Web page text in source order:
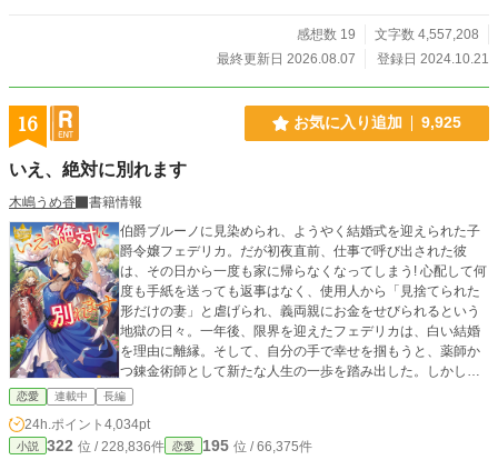
ぜか、次に目を覚ましたときには、セシルの部屋に軟禁され
子×運命にあらがう親友ポジションの護衛騎士の学園異世界フ
ァンタジー ※学園生活に入るまでが少し長いですが、学園
異世界ファンタジーです ※18歳で成人を迎える世界のお話で
す。物語中に18歳になります ※◆印の所はR18描写が入って
め以外からの凌辱あります。メインCPは愛し合ってますが、
CPは固定です ※第１～５部までの学園編は終了いたしました
※第６～８部の大人編終了いたしました ※番外編『我が子に
愛を込めて』終了いたしました ※現在、番外編『新たな時代
を切り拓く一歩』を更新中
感想数 19
文字数 4,557,208
最終更新日 2026.08.07
登録日 2024.10.21
16 お気に入り追加 9,925
いえ、絶対に別れます
木嶋うめ香
書籍情報
伯爵ブルーノに見染められ、ようやく結婚式を迎えられた子
爵令嬢フェデリカ。だが初夜直前、仕事で呼び出された彼
は、その日から一度も家に帰らなくなってしまう! 心配して何
度も手紙を送っても返事はなく、使用人から「見捨てられた
形だけの妻」と虐げられ、義両親にお金をせびられるという
地獄の日々。一年後、限界を迎えたフェデリカは、白い結婚
を理由に離縁。そして、自分の手で幸せを掴もうと、薬師か
つ錬金術師として新たな人生の一歩を踏み出した。しかし、
ある日「戻ってきてくれないか」と懇願する元夫がやって来
る。さらには、予想外なあの人まで現れて 皆様のお陰で拙作
『いえ、絶対に別れます』は、第16回恋愛小説大賞で優秀賞
を頂き、レジーナブックス様より書籍化致しました。 ありが
恋愛 連載中 長編
24h.ポイント 4,034pt
小説 322 位 / 228,836件 恋愛 195 位 / 66,375件